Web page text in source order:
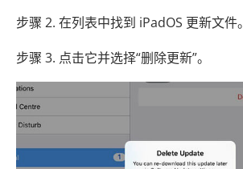
步骤 2. 在列表中找到 iPadOS 更新文件。
步骤 3. 点击它并选择“删除更新”。